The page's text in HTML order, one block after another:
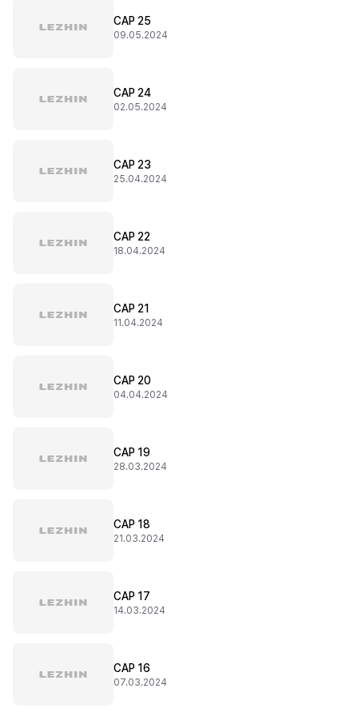
CAP 25
09.05.2024
CAP 24
02.05.2024
CAP 23
25.04.2024
CAP 22
18.04.2024
CAP 21
11.04.2024
CAP 20
04.04.2024
CAP 19
28.03.2024
CAP 18
21.03.2024
CAP 17
14.03.2024
CAP 16
07.03.2024